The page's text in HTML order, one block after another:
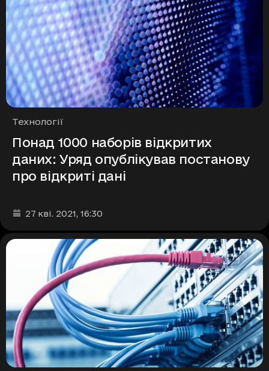
Рубрики
Технології
Понад 1000 наборів відкритих
даних: Уряд опублікував постанову
про відкриті дані
Дата та час публікації
27 кві. 2021, 16:30